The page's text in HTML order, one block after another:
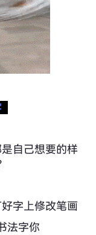
自己想要的样
字上修改笔画
法字你